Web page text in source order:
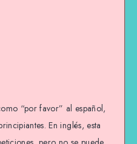
“por favor” al español,
En inglés, esta